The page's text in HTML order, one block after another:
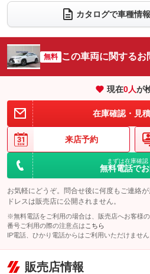
電動リアゲート
：装備あり
サイドカメラ
：装備あり
：装備なし
カタログで車種情
無料 この車両に関するお
現在0人が
在庫確認・見
来店予約
まずは在庫確
無料電話で
お気軽にどうぞ。問合せ後に何度もご連絡
ドレスは販売店に公開されません。
※無料電話をご利用の場合は、販売店へお客様
番号ご利用の際の注意点は こちら
IP電話、ひかり電話からはご利用いただけません
販売店情報